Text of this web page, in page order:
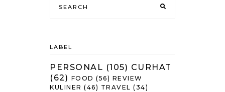
LABEL
PERSONAL (105) CURHAT
(62) FOOD (56) REVIEW
KULINER (46) TRAVEL (34)